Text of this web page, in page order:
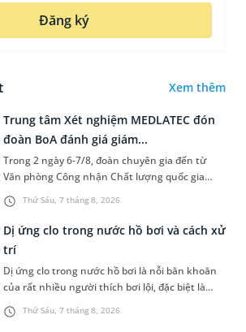
Đăng ký
Xem thêm
Thứ Sáu, 7 tháng 8, 2026
Trung tâm Xét nghiệm MEDLATEC đón
đoàn BoA đánh giá giám...
Trong 2 ngày 6-7/8, đoàn chuyên gia đến từ
Văn phòng Công nhận Chất lượng quốc gia
(BoA) đã ghi nhận và đánh giá cao nỗ lực duy trì
hệ thống quản lý chất lượ...
Thứ Sáu, 7 tháng 8, 2026
Dị ứng clo trong nước hồ bơi và cách xử
trí
Dị ứng clo trong nước hồ bơi là nỗi băn khoăn
của rất nhiều người thích bơi lội, đặc biệt là
những trường hợp thường xuyên bơi ở những
hồ bơi nhân tạo. Bài v...